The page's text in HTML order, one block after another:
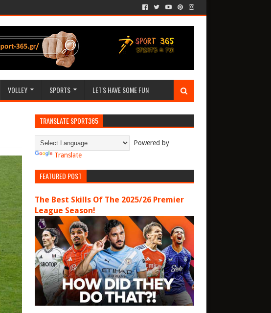
VOLLEY SPORTS LET'S HAVE SOME FUN
TRANSLATE SPORT365
Powered by
Translate
FEATURED POST
The Best Skills Of The 2025/26 Premier
League Season!